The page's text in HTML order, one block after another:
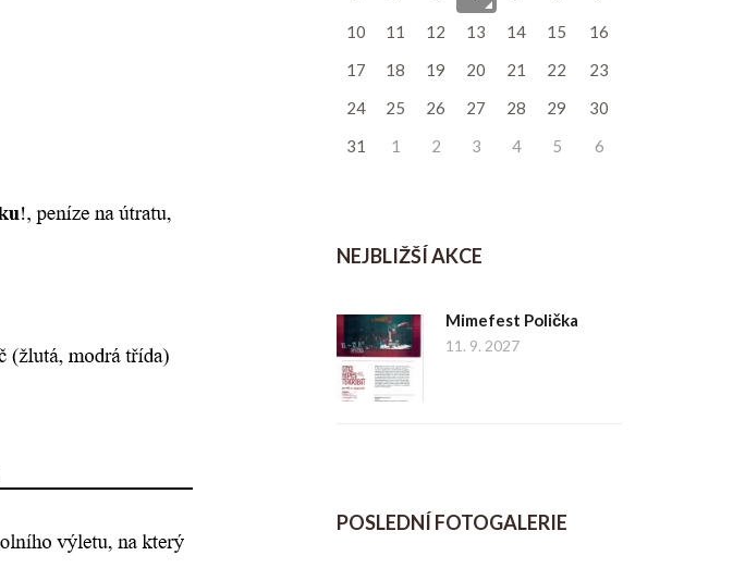
10
11 12 13 14 15
16
17
18 19 20 21 22
23
24
25 26 27 28 29
30
31
1 2 3 4 5 6
NEJBLIŽŠÍ AKCE
Mimefest Polička
11. 9. 2027
POSLEDNÍ FOTOGALERIE